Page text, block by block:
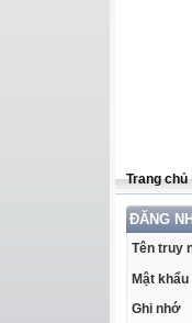
Trang chủ
ĐĂNG
Tên truy
Mật khẩu
Ghi nhớ